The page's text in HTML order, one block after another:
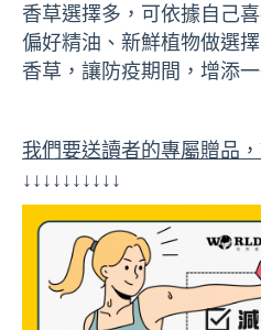
香草選擇多，可依據自己
偏好精油、新鮮植物做選
香草，讓防疫期間，增添
我們要送讀者的專屬贈品，
↓↓↓↓↓↓↓↓↓↓